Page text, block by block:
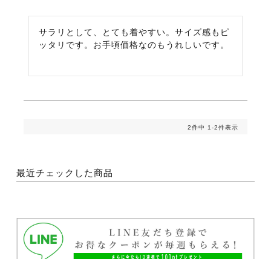
サラリとして、とても着やすい。サイズ感もピ
ッタリです。お手頃価格なのもうれしいです。
2件中 1-2件表示
最近チェックした商品